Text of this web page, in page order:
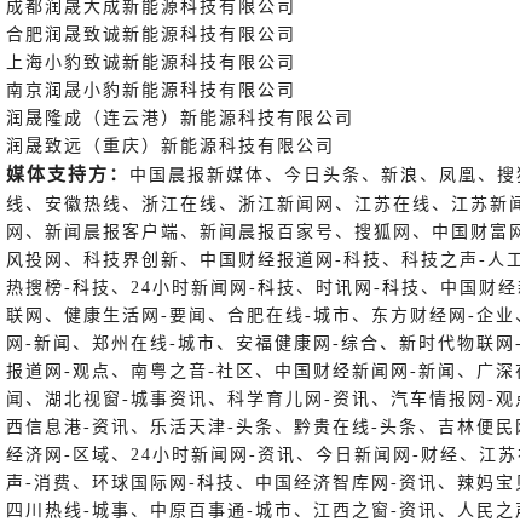
成都润晟大成新能源科技有限公司
合肥润晟致诚新能源科技有限公司
上海小豹致诚新能源科技有限公司
南京润晟小豹新能源科技有限公司
润晟隆成（连云港）新能源科技有限公司
润晟致远（重庆）新能源科技有限公司
媒体支持方：
中国晨报新媒体、今日头条、新浪、凤凰、
线、安徽热线、浙江在线、浙江新闻网、江苏在线、江苏新
网、新闻晨报客户端、新闻晨报百家号、搜狐网、中国财
风投网、科技界创新、中国财经报道网-科技、科技之声-人
热搜榜-科技、24小时新闻网-科技、时讯网-科技、中国财
联网、健康生活网-要闻、合肥在线-城市、东方财经网-企
网-新闻、郑州在线-城市、安福健康网-综合、新时代物联
报道网-观点、南粤之音-社区、中国财经新闻网-新闻、广
闻、湖北视窗-城事资讯、科学育儿网-资讯、汽车情报网-
西信息港-资讯、乐活天津-头条、黔贵在线-头条、吉林便
经济网-区域、24小时新闻网-资讯、今日新闻网-财经、江
声-消费、环球国际网-科技、中国经济智库网-资讯、辣妈
四川热线-城事、中原百事通-城市、江西之窗-资讯、人民